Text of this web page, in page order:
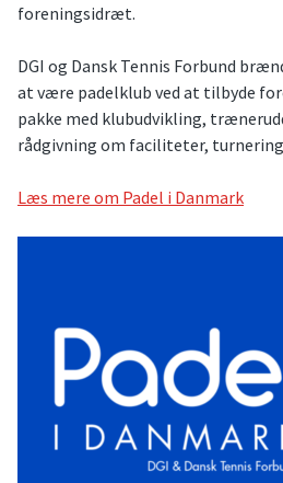
foreningsidræt.
DGI og Dansk Tennis Forbund
at være padelklub ved at tilbyde
pakke med klubudvikling,
rådgivning om faciliteter,
Læs mere om Padel i Danmark